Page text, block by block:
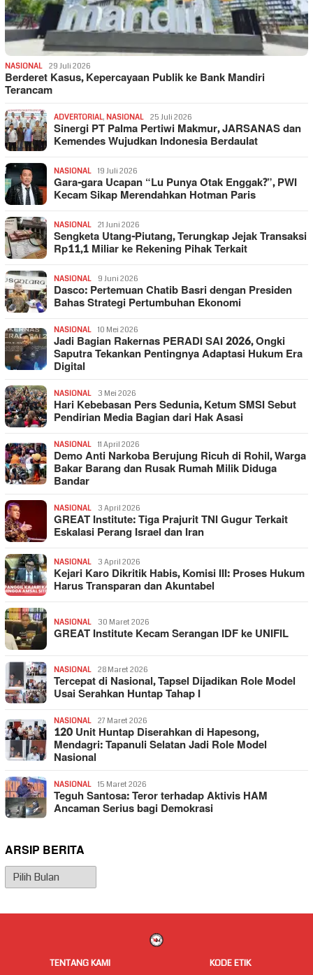
NASIONAL 29 Juli 2026
Berderet Kasus, Kepercayaan Publik ke Bank Mandiri
Terancam
ADVERTORIAL, NASIONAL 25 Juli 2026
Sinergi PT Palma Pertiwi Makmur, JARSANAS dan
Kemendes Wujudkan Indonesia Berdaulat
NASIONAL 19 Juli 2026
Gara-gara Ucapan “Lu Punya Otak Enggak?”, PWI
Kecam Sikap Merendahkan Hotman Paris
NASIONAL 21 Juni 2026
Sengketa Utang-Piutang, Terungkap Jejak Transaksi
Rp11,1 Miliar ke Rekening Pihak Terkait
NASIONAL 9 Juni 2026
Dasco: Pertemuan Chatib Basri dengan Presiden
Bahas Strategi Pertumbuhan Ekonomi
NASIONAL 10 Mei 2026
Jadi Bagian Rakernas PERADI SAI 2026, Ongki
Saputra Tekankan Pentingnya Adaptasi Hukum Era
Digital
NASIONAL 3 Mei 2026
Hari Kebebasan Pers Sedunia, Ketum SMSI Sebut
Pendirian Media Bagian dari Hak Asasi
NASIONAL 11 April 2026
Demo Anti Narkoba Berujung Ricuh di Rohil, Warga
Bakar Barang dan Rusak Rumah Milik Diduga
Bandar
NASIONAL 3 April 2026
GREAT Institute: Tiga Prajurit TNI Gugur Terkait
Eskalasi Perang Israel dan Iran
NASIONAL 3 April 2026
Kejari Karo Dikritik Habis, Komisi III: Proses Hukum
Harus Transparan dan Akuntabel
NASIONAL 30 Maret 2026
GREAT Institute Kecam Serangan IDF ke UNIFIL
NASIONAL 28 Maret 2026
Tercepat di Nasional, Tapsel Dijadikan Role Model
Usai Serahkan Huntap Tahap I
NASIONAL 27 Maret 2026
120 Unit Huntap Diserahkan di Hapesong,
Mendagri: Tapanuli Selatan Jadi Role Model
Nasional
NASIONAL 15 Maret 2026
Teguh Santosa: Teror terhadap Aktivis HAM
Ancaman Serius bagi Demokrasi
ARSIP BERITA
Arsip
Berita
TENTANG KAMI KODE ETIK